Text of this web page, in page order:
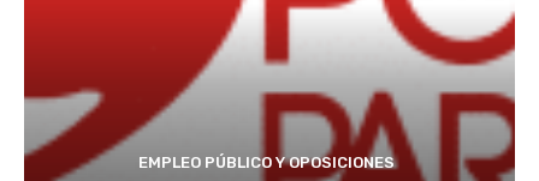
EMPLEO PÚBLICO Y OPOSICIONES